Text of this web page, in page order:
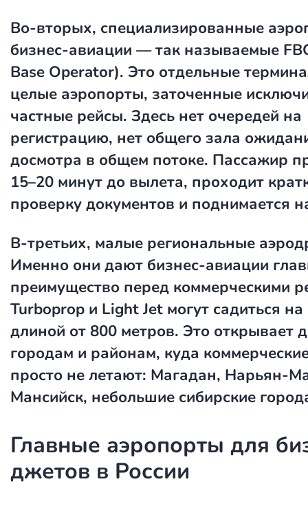
Во-вторых, специализированные
бизнес-авиации — так называемые
Base Operator). Это отдельные
целые аэропорты, заточенные
частные рейсы. Здесь нет очередей на
регистрацию, нет общего зала
досмотра в общем потоке. Пассажир
15–20 минут до вылета, проходит
проверку документов и поднимается
В-третьих, малые региональные
Именно они дают бизнес-авиации
преимущество перед коммерческими
Turboprop и Light Jet могут садиться
длиной от 800 метров. Это открывает
городам и районам, куда
просто не летают: Магадан, Нарьян-
Мансийск, небольшие сибирские
Главные аэропорты для
джетов в России